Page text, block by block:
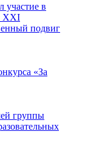
участие в
XXI
подвиг
«За
группы